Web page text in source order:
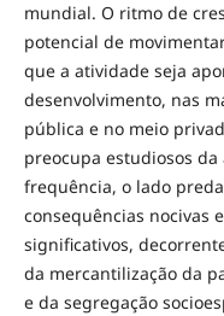
mundial. O ritmo de
potencial de
que a atividade seja
desenvolvimento, nas
pública e no meio
preocupa estudiosos
frequência, o lado
consequências nocivas
significativos,
da mercantilização da
e da segregação